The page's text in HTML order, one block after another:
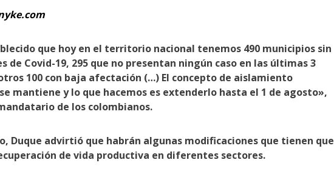
que hoy en el territorio nacional tenemos 490 municipios sin
de Covid-19, 295 que no presentan ningún caso en las últimas 3
100 con baja afectación (…) El concepto de aislamiento
mantiene y lo que hacemos es extenderlo hasta el 1 de agosto»,
de los colombianos.
Duque advirtió que habrán algunas modificaciones que tienen que
de vida productiva en diferentes sectores.